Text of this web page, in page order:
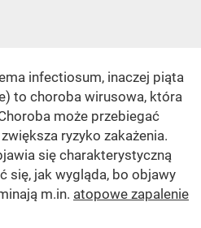
infectiosum, inaczej piąta
to choroba wirusowa, która
może przebiegać
ryzyko zakażenia.
się charakterystyczną
się, jak wygląda, bo objawy
m.in. atopowe zapalenie